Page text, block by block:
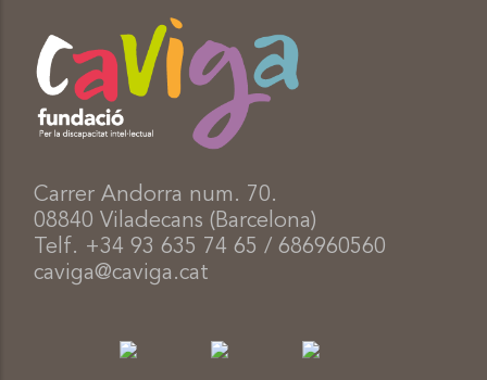
Carrer Andorra num. 70.
08840 Viladecans (Barcelona)
Telf. +34 93 635 74 65 / 686960560
caviga@caviga.cat